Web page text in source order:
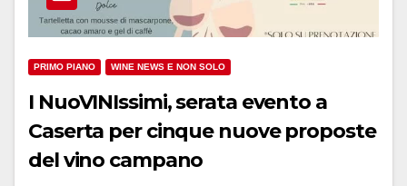
PRIMO PIANO WINE NEWS E NON SOLO
I NuoVINIssimi, serata evento a
Caserta per cinque nuove proposte
del vino campano